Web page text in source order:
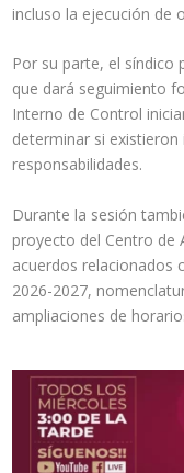
incluso la ejecución de
Por su parte, el síndico
que dará seguimiento
Interno de Control
determinar si existieron
responsabilidades.
Durante la sesión
proyecto del Centro de
acuerdos relacionados
2026-2027,
ampliaciones de